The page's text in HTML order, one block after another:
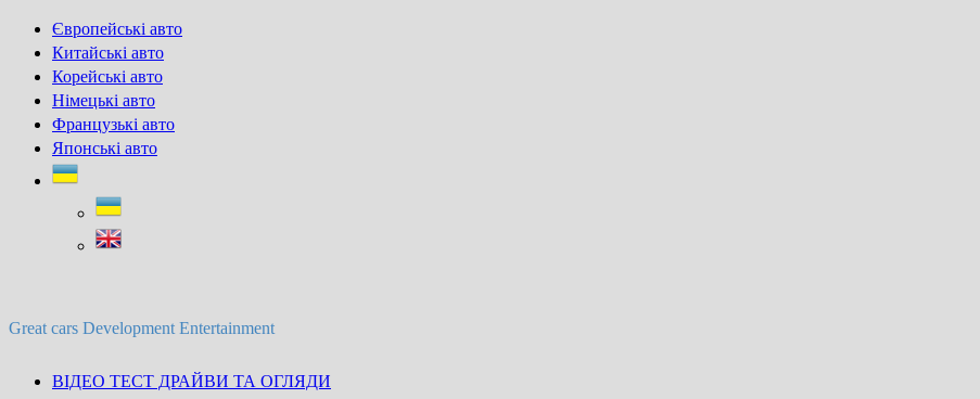
Skip
content
Європейські авто
Китайські авто
Корейські авто
Німецькі авто
Французькі авто
Японські авто
Great cars Development Entertainment
ВІДЕО ТЕСТ ДРАЙВИ ТА ОГЛЯДИ